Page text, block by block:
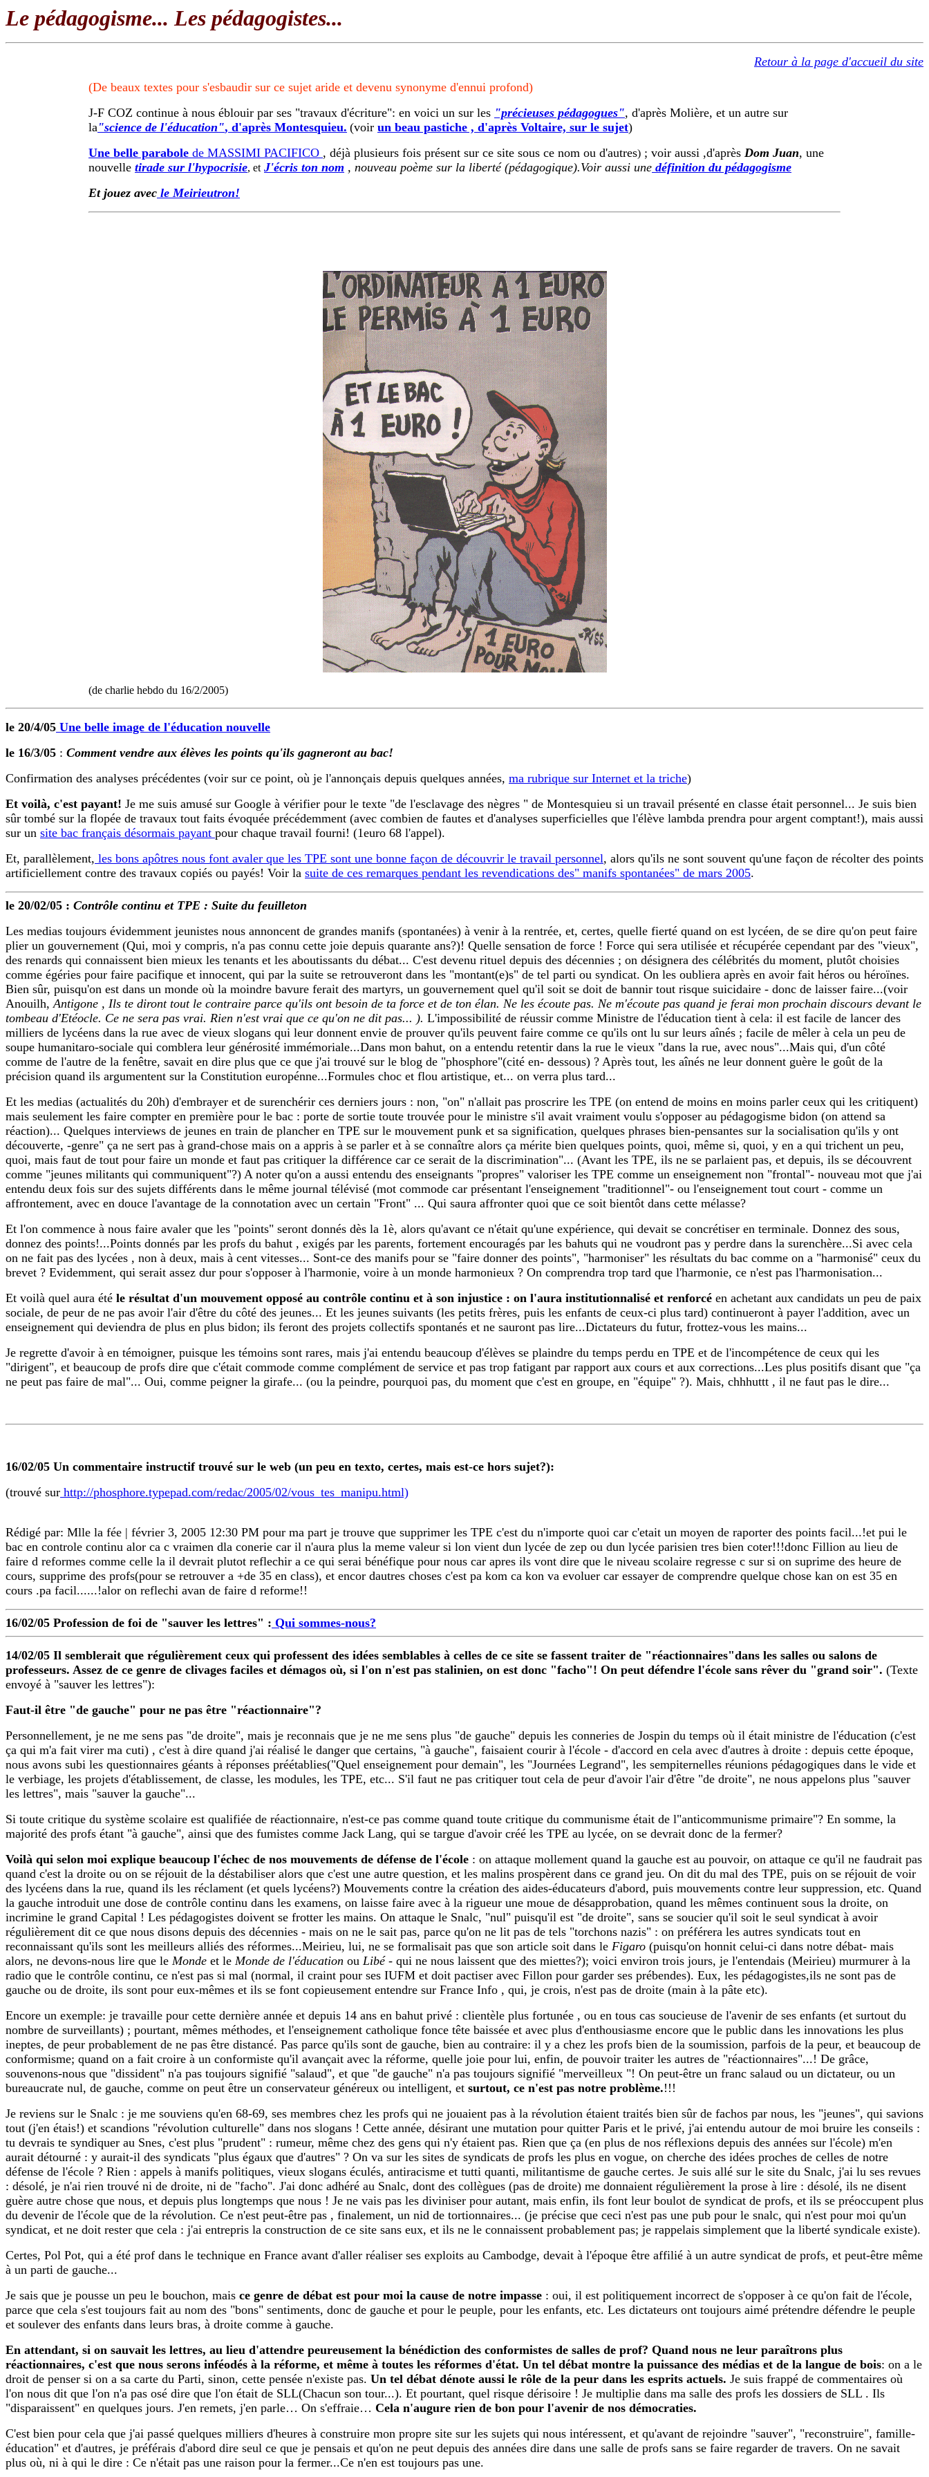
Le pédagogisme... Les pédagogistes...
Retour à la page d'accueil du site
(De beaux textes pour s'esbaudir sur ce sujet aride et devenu synonyme d'ennui profond)
J-F COZ continue à nous éblouir par ses "travaux d'écriture": en voici un sur les "précieuses pédagogues", d'après Molière, et un autre sur
la"science de l'éducation", d'après Montesquieu. (voir un beau pastiche , d'après Voltaire, sur le sujet)
Une belle parabole de MASSIMI PACIFICO , déjà plusieurs fois présent sur ce site sous ce nom ou d'autres) ; voir aussi ,d'après Dom Juan, une
nouvelle tirade sur l'hypocrisie, et J'écris ton nom , nouveau poème sur la liberté (pédagogique).Voir aussi une définition du pédagogisme
Et jouez avec le Meirieutron!
(de charlie hebdo du 16/2/2005)
le 20/4/05 Une belle image de l'éducation nouvelle
le 16/3/05 : Comment vendre aux élèves les points qu'ils gagneront au bac!
Confirmation des analyses précédentes (voir sur ce point, où je l'annonçais depuis quelques années, ma rubrique sur Internet et la triche)
Et voilà, c'est payant! Je me suis amusé sur Google à vérifier pour le texte "de l'esclavage des nègres " de Montesquieu si un travail présenté en classe était personnel... Je suis bien
sûr tombé sur la flopée de travaux tout faits évoquée précédemment (avec combien de fautes et d'analyses superficielles que l'élève lambda prendra pour argent comptant!), mais aussi
sur un site bac français désormais payant pour chaque travail fourni! (1euro 68 l'appel).
Et, parallèlement, les bons apôtres nous font avaler que les TPE sont une bonne façon de découvrir le travail personnel, alors qu'ils ne sont souvent qu'une façon de récolter des points
artificiellement contre des travaux copiés ou payés! Voir la suite de ces remarques pendant les revendications des" manifs spontanées" de mars 2005.
le 20/02/05 : Contrôle continu et TPE : Suite du feuilleton
Les medias toujours évidemment jeunistes nous annoncent de grandes manifs (spontanées) à venir à la rentrée, et, certes, quelle fierté quand on est lycéen, de se dire qu'on peut faire
plier un gouvernement (Qui, moi y compris, n'a pas connu cette joie depuis quarante ans?)! Quelle sensation de force ! Force qui sera utilisée et récupérée cependant par des "vieux",
des renards qui connaissent bien mieux les tenants et les aboutissants du débat... C'est devenu rituel depuis des décennies ; on désignera des célébrités du moment, plutôt choisies
comme égéries pour faire pacifique et innocent, qui par la suite se retrouveront dans les "montant(e)s" de tel parti ou syndicat. On les oubliera après en avoir fait héros ou héroïnes.
Bien sûr, puisqu'on est dans un monde où la moindre bavure ferait des martyrs, un gouvernement quel qu'il soit se doit de bannir tout risque suicidaire - donc de laisser faire...(voir
Anouilh,Antigone , Ils te diront tout le contraire parce qu'ils ont besoin de ta force et de ton élan. Ne les écoute pas. Ne m'écoute pas quand je ferai mon prochain discours devant le
tombeau d'Etéocle. Ce ne sera pas vrai. Rien n'est vrai que ce qu'on ne dit pas... ). L'impossibilité de réussir comme Ministre de l'éducation tient à cela: il est facile de lancer des
milliers de lycéens dans la rue avec de vieux slogans qui leur donnent envie de prouver qu'ils peuvent faire comme ce qu'ils ont lu sur leurs aînés ; facile de mêler à cela un peu de
soupe humanitaro-sociale qui comblera leur générosité immémoriale...Dans mon bahut, on a entendu retentir dans la rue le vieux "dans la rue, avec nous"...Mais qui, d'un côté
comme de l'autre de la fenêtre, savait en dire plus que ce que j'ai trouvé sur le blog de "phosphore"(cité en- dessous) ? Après tout, les aînés ne leur donnent guère le goût de la
précision quand ils argumentent sur la Constitution europénne...Formules choc et flou artistique, et... on verra plus tard...
Et les medias (actualités du 20h) d'embrayer et de surenchérir ces derniers jours : non, "on" n'allait pas proscrire les TPE (on entend de moins en moins parler ceux qui les critiquent)
mais seulement les faire compter en première pour le bac : porte de sortie toute trouvée pour le ministre s'il avait vraiment voulu s'opposer au pédagogisme bidon (on attend sa
réaction)... Quelques interviews de jeunes en train de plancher en TPE sur le mouvement punk et sa signification, quelques phrases bien-pensantes sur la socialisation qu'ils y ont
découverte, -genre" ça ne sert pas à grand-chose mais on a appris à se parler et à se connaître alors ça mérite bien quelques points, quoi, même si, quoi, y en a qui trichent un peu,
quoi, mais faut de tout pour faire un monde et faut pas critiquer la différence car ce serait de la discrimination"... (Avant les TPE, ils ne se parlaient pas, et depuis, ils se découvrent
comme "jeunes militants qui communiquent"?) A noter qu'on a aussi entendu des enseignants "propres" valoriser les TPE comme un enseignement non "frontal"- nouveau mot que j'ai
entendu deux fois sur des sujets différents dans le même journal télévisé (mot commode car présentant l'enseignement "traditionnel"- ou l'enseignement tout court - comme un
affrontement, avec en douce l'avantage de la connotation avec un certain "Front" ... Qui saura affronter quoi que ce soit bientôt dans cette mélasse?
Et l'on commence à nous faire avaler que les "points" seront donnés dès la 1è, alors qu'avant ce n'était qu'une expérience, qui devait se concrétiser en terminale. Donnez des sous,
donnez des points!...Points donnés par les profs du bahut , exigés par les parents, fortement encouragés par les bahuts qui ne voudront pas y perdre dans la surenchère...Si avec cela
on ne fait pas des lycées , non à deux, mais à cent vitesses... Sont-ce des manifs pour se "faire donner des points", "harmoniser" les résultats du bac comme on a "harmonisé" ceux du
brevet ? Evidemment, qui serait assez dur pour s'opposer à l'harmonie, voire à un monde harmonieux ? On comprendra trop tard que l'harmonie, ce n'est pas l'harmonisation...
Et voilà quel aura été le résultat d'un mouvement opposé au contrôle continu et à son injustice : on l'aura institutionnalisé et renforcé en achetant aux candidats un peu de paix
sociale, de peur de ne pas avoir l'air d'être du côté des jeunes... Et les jeunes suivants (les petits frères, puis les enfants de ceux-ci plus tard) continueront à payer l'addition, avec un
enseignement qui deviendra de plus en plus bidon; ils feront des projets collectifs spontanés et ne sauront pas lire...Dictateurs du futur, frottez-vous les mains...
Je regrette d'avoir à en témoigner, puisque les témoins sont rares, mais j'ai entendu beaucoup d'élèves se plaindre du temps perdu en TPE et de l'incompétence de ceux qui les
"dirigent", et beaucoup de profs dire que c'était commode comme complément de service et pas trop fatigant par rapport aux cours et aux corrections...Les plus positifs disant que "ça
ne peut pas faire de mal"... Oui, comme peigner la girafe... (ou la peindre, pourquoi pas, du moment que c'est en groupe, en "équipe" ?). Mais, chhhuttt , il ne faut pas le dire...
16/02/05 Un commentaire instructif trouvé sur le web (un peu en texto, certes, mais est-ce hors sujet?):
(trouvé sur http://phosphore.typepad.com/redac/2005/02/vous_tes_manipu.html)
Rédigé par: Mlle la fée | février 3, 2005 12:30 PM pour ma part je trouve que supprimer les TPE c'est du n'importe quoi car c'etait un moyen de raporter des points facil...!et pui le
bac en controle continu alor ca c vraimen dla conerie car il n'aura plus la meme valeur si lon vient dun lycée de zep ou dun lycée parisien tres bien coter!!!donc Fillion au lieu de
faire d reformes comme celle la il devrait plutot reflechir a ce qui serai bénéfique pour nous car apres ils vont dire que le niveau scolaire regresse c sur si on suprime des heure de
cours, supprime des profs(pour se retrouver a +de 35 en class), et encor dautres choses c'est pa kom ca kon va evoluer car essayer de comprendre quelque chose kan on est 35 en
cours .pa facil......!alor on reflechi avan de faire d reforme!!
16/02/05 Profession de foi de "sauver les lettres" : Qui sommes-nous?
14/02/05 Il semblerait que régulièrement ceux qui professent des idées semblables à celles de ce site se fassent traiter de "réactionnaires"dans les salles ou salons de
professeurs. Assez de ce genre de clivages faciles et démagos où, si l'on n'est pas stalinien, on est donc "facho"! On peut défendre l'école sans rêver du "grand soir". (Texte
envoyé à "sauver les lettres"):
Faut-il être "de gauche" pour ne pas être "réactionnaire"?
Personnellement, je ne me sens pas "de droite", mais je reconnais que je ne me sens plus "de gauche" depuis les conneries de Jospin du temps où il était ministre de l'éducation (c'est
ça qui m'a fait virer ma cuti) , c'est à dire quand j'ai réalisé le danger que certains, "à gauche", faisaient courir à l'école - d'accord en cela avec d'autres à droite : depuis cette époque,
nous avons subi les questionnaires géants à réponses préétablies("Quel enseignement pour demain", les "Journées Legrand", les sempiternelles réunions pédagogiques dans le vide et
le verbiage, les projets d'établissement, de classe, les modules, les TPE, etc... S'il faut ne pas critiquer tout cela de peur d'avoir l'air d'être "de droite", ne nous appelons plus "sauver
les lettres", mais "sauver la gauche"...
Si toute critique du système scolaire est qualifiée de réactionnaire, n'est-ce pas comme quand toute critique du communisme était de l"anticommunisme primaire"? En somme, la
majorité des profs étant "à gauche", ainsi que des fumistes comme Jack Lang, qui se targue d'avoir créé les TPE au lycée, on se devrait donc de la fermer?
Voilà qui selon moi explique beaucoup l'échec de nos mouvements de défense de l'école : on attaque mollement quand la gauche est au pouvoir, on attaque ce qu'il ne faudrait pas
quand c'est la droite ou on se réjouit de la déstabiliser alors que c'est une autre question, et les malins prospèrent dans ce grand jeu. On dit du mal des TPE, puis on se réjouit de voir
des lycéens dans la rue, quand ils les réclament (et quels lycéens?) Mouvements contre la création des aides-éducateurs d'abord, puis mouvements contre leur suppression, etc. Quand
la gauche introduit une dose de contrôle continu dans les examens, on laisse faire avec à la rigueur une moue de désapprobation, quand les mêmes continuent sous la droite, on
incrimine le grand Capital ! Les pédagogistes doivent se frotter les mains. On attaque le Snalc, "nul" puisqu'il est "de droite", sans se soucier qu'il soit le seul syndicat à avoir
régulièrement dit ce que nous disons depuis des décennies - mais on ne le sait pas, parce qu'on ne lit pas de tels "torchons nazis" : on préférera les autres syndicats tout en
reconnaissant qu'ils sont les meilleurs alliés des réformes...Meirieu, lui, ne se formalisait pas que son article soit dans le Figaro (puisqu'on honnit celui-ci dans notre débat- mais
alors, ne devons-nous lire que le Monde et le Monde de l'éducation ou Libé- qui ne nous laissent que des miettes?); voici environ trois jours, je l'entendais (Meirieu) murmurer à la
radio que le contrôle continu, ce n'est pas si mal (normal, il craint pour ses IUFM et doit pactiser avec Fillon pour garder ses prébendes). Eux, les pédagogistes,ils ne sont pas de
gauche ou de droite, ils sont pour eux-mêmes et ils se font copieusement entendre sur France Info , qui, je crois, n'est pas de droite (main à la pâte etc).
Encore un exemple: je travaille pour cette dernière année et depuis 14 ans en bahut privé : clientèle plus fortunée , ou en tous cas soucieuse de l'avenir de ses enfants (et surtout du
nombre de surveillants) ; pourtant, mêmes méthodes, et l'enseignement catholique fonce tête baissée et avec plus d'enthousiasme encore que le public dans les innovations les plus
ineptes, de peur probablement de ne pas être distancé. Pas parce qu'ils sont de gauche, bien au contraire: il y a chez les profs bien de la soumission, parfois de la peur, et beaucoup de
conformisme; quand on a fait croire à un conformiste qu'il avançait avec la réforme, quelle joie pour lui, enfin, de pouvoir traiter les autres de "réactionnaires"...! De grâce,
souvenons-nous que "dissident" n'a pas toujours signifié "salaud", et que "de gauche" n'a pas toujours signifié "merveilleux "! On peut-être un franc salaud ou un dictateur, ou un
bureaucrate nul, de gauche, comme on peut être un conservateur généreux ou intelligent, et surtout, ce n'est pas notre problème.!!!
Je reviens sur le Snalc : je me souviens qu'en 68-69, ses membres chez les profs qui ne jouaient pas à la révolution étaient traités bien sûr de fachos par nous, les "jeunes", qui savions
tout (j'en étais!) et scandions "révolution culturelle" dans nos slogans ! Cette année, désirant une mutation pour quitter Paris et le privé, j'ai entendu autour de moi bruire les conseils :
tu devrais te syndiquer au Snes, c'est plus "prudent" : rumeur, même chez des gens qui n'y étaient pas. Rien que ça (en plus de nos réflexions depuis des années sur l'école) m'en
aurait détourné : y aurait-il des syndicats "plus égaux que d'autres" ? On va sur les sites de syndicats de profs les plus en vogue, on cherche des idées proches de celles de notre
défense de l'école ? Rien : appels à manifs politiques, vieux slogans éculés, antiracisme et tutti quanti, militantisme de gauche certes. Je suis allé sur le site du Snalc, j'ai lu ses revues
: désolé, je n'ai rien trouvé ni de droite, ni de "facho". J'ai donc adhéré au Snalc, dont des collègues (pas de droite) me donnaient régulièrement la prose à lire : désolé, ils ne disent
guère autre chose que nous, et depuis plus longtemps que nous ! Je ne vais pas les diviniser pour autant, mais enfin, ils font leur boulot de syndicat de profs, et ils se préoccupent plus
du devenir de l'école que de la révolution. Ce n'est peut-être pas , finalement, un nid de tortionnaires... (je précise que ceci n'est pas une pub pour le snalc, qui n'est pour moi qu'un
syndicat, et ne doit rester que cela : j'ai entrepris la construction de ce site sans eux, et ils ne le connaissent probablement pas; je rappelais simplement que la liberté syndicale existe).
Certes, Pol Pot, qui a été prof dans le technique en France avant d'aller réaliser ses exploits au Cambodge, devait à l'époque être affilié à un autre syndicat de profs, et peut-être même
à un parti de gauche...
Je sais que je pousse un peu le bouchon, mais ce genre de débat est pour moi la cause de notre impasse : oui, il est politiquement incorrect de s'opposer à ce qu'on fait de l'école,
parce que cela s'est toujours fait au nom des "bons" sentiments, donc de gauche et pour le peuple, pour les enfants, etc. Les dictateurs ont toujours aimé prétendre défendre le peuple
et soulever des enfants dans leurs bras, à droite comme à gauche.
En attendant, si on sauvait les lettres, au lieu d'attendre peureusement la bénédiction des conformistes de salles de prof? Quand nous ne leur paraîtrons plus
réactionnaires, c'est que nous serons inféodés à la réforme, et même à toutes les réformes d'état. Un tel débat montre la puissance des médias et de la langue de bois: on a le
droit de penser si on a sa carte du Parti, sinon, cette pensée n'existe pas. Un tel débat dénote aussi le rôle de la peur dans les esprits actuels. Je suis frappé de commentaires où
l'on nous dit que l'on n'a pas osé dire que l'on était de SLL(Chacun son tour...). Et pourtant, quel risque dérisoire ! Je multiplie dans ma salle des profs les dossiers de SLL . Ils
"disparaissent" en quelques jours. J'en remets, j'en parle… On s'effraie… Cela n'augure rien de bon pour l'avenir de nos démocraties.
C'est bien pour cela que j'ai passé quelques milliers d'heures à construire mon propre site sur les sujets qui nous intéressent, et qu'avant de rejoindre "sauver", "reconstruire", famille-
éducation" et d'autres, je préférais d'abord dire seul ce que je pensais et qu'on ne peut depuis des années dire dans une salle de profs sans se faire regarder de travers. On ne savait
plus où, ni à qui le dire : Ce n'était pas une raison pour la fermer...Ce n'en est toujours pas une.